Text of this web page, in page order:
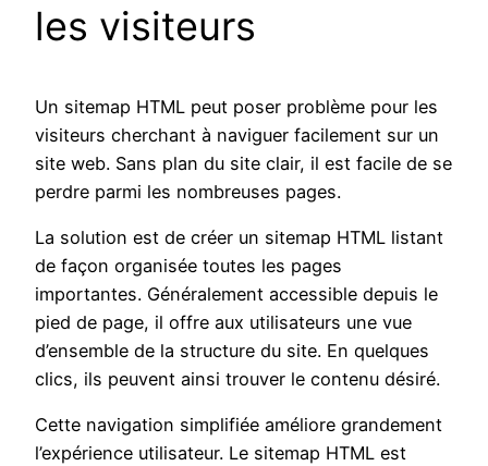
les visiteurs
Un sitemap HTML peut poser problème pour les
visiteurs cherchant à naviguer facilement sur un
site web. Sans plan du site clair, il est facile de se
perdre parmi les nombreuses pages.
La solution est de créer un sitemap HTML listant
de façon organisée toutes les pages
importantes. Généralement accessible depuis le
pied de page, il offre aux utilisateurs une vue
d’ensemble de la structure du site. En quelques
clics, ils peuvent ainsi trouver le contenu désiré.
Cette navigation simplifiée améliore grandement
l’expérience utilisateur. Le sitemap HTML est